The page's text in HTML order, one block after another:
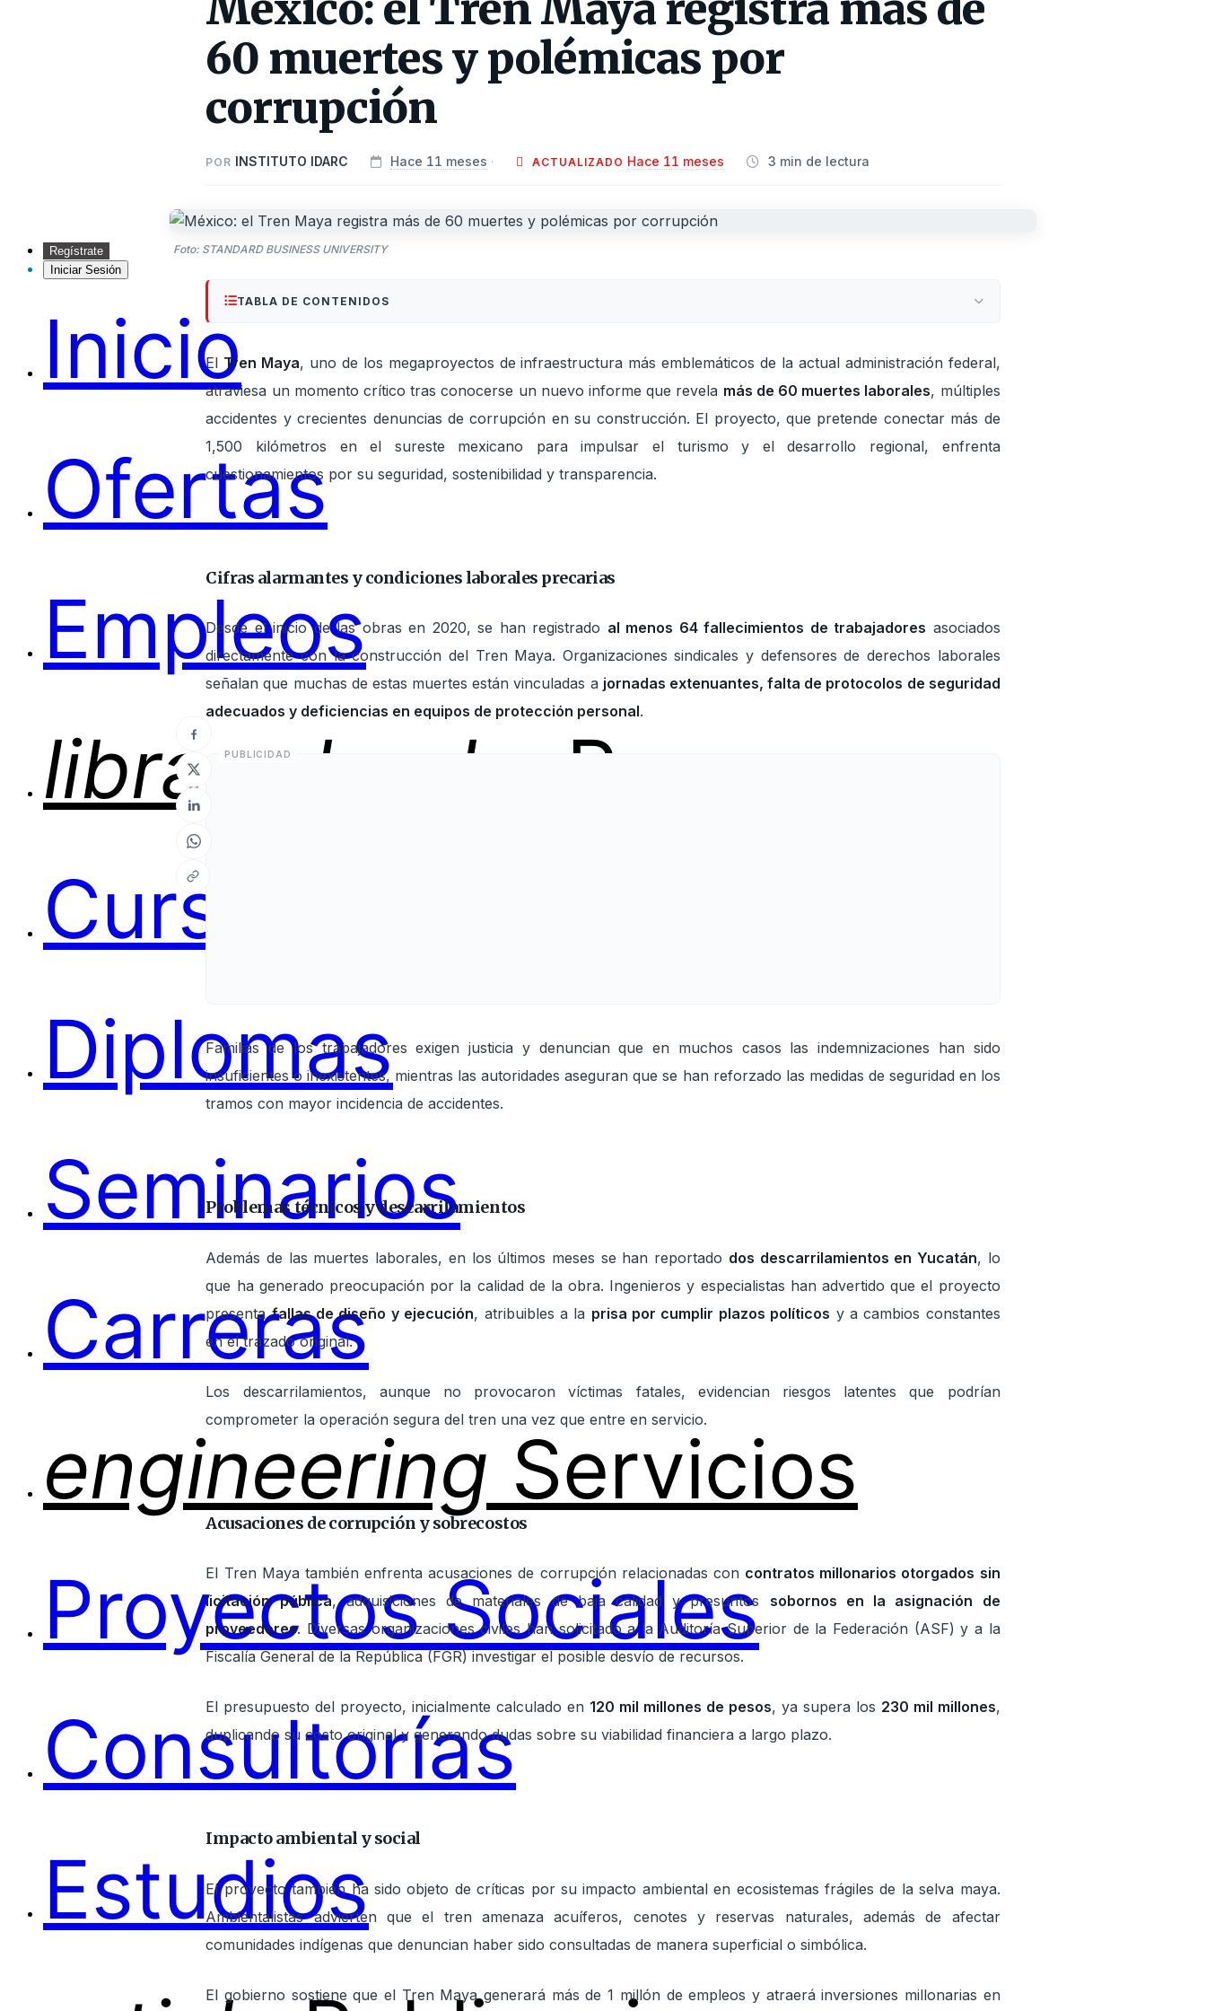
Regístrate
Iniciar Sesión
Inicio
Ofertas
Empleos
library_books
Programas
Cursos
Diplomas
Seminarios
Carreras
engineering Servicios
Proyectos Sociales
Consultorías
Estudios
60 muertes y polémicas por
corrupción
POR INSTITUTO IDARC Hace 11 meses · ACTUALIZADO Hace 11 meses 3 min de lectura
Foto: STANDARD BUSINESS UNIVERSITY
TABLA DE CONTENIDOS
El Tren Maya, uno de los megaproyectos de infraestructura más emblemáticos de la actual administración federal,
atraviesa un momento crítico tras conocerse un nuevo informe que revela más de 60 muertes laborales, múltiples
accidentes y crecientes denuncias de corrupción en su construcción. El proyecto, que pretende conectar más de
1,500 kilómetros en el sureste mexicano para impulsar el turismo y el desarrollo regional, enfrenta
cuestionamientos por su seguridad, sostenibilidad y transparencia.
Cifras alarmantes y condiciones laborales precarias
Desde el inicio de las obras en 2020, se han registrado al menos 64 fallecimientos de trabajadores asociados
directamente con la construcción del Tren Maya. Organizaciones sindicales y defensores de derechos laborales
señalan que muchas de estas muertes están vinculadas a jornadas extenuantes, falta de protocolos de seguridad
adecuados y deficiencias en equipos de protección personal.
Familias de los trabajadores exigen justicia y denuncian que en muchos casos las indemnizaciones han sido
insuficientes o inexistentes, mientras las autoridades aseguran que se han reforzado las medidas de seguridad en los
tramos con mayor incidencia de accidentes.
Problemas técnicos y descarrilamientos
Además de las muertes laborales, en los últimos meses se han reportado dos descarrilamientos en Yucatán, lo
que ha generado preocupación por la calidad de la obra. Ingenieros y especialistas han advertido que el proyecto
presentafallas de diseño y ejecución, atribuibles a la prisa por cumplir plazos políticos y a cambios constantes
en el trazado original.
Los descarrilamientos, aunque no provocaron víctimas fatales, evidencian riesgos latentes que podrían
comprometer la operación segura del tren una vez que entre en servicio.
Acusaciones de corrupción y sobrecostos
El Tren Maya también enfrenta acusaciones de corrupción relacionadas con contratos millonarios otorgados sin
licitación pública, adquisiciones de materiales de baja calidad y presuntos sobornos en la asignación de
proveedores. Diversas organizaciones civiles han solicitado a la Auditoría Superior de la Federación (ASF) y a la
Fiscalía General de la República (FGR) investigar el posible desvío de recursos.
El presupuesto del proyecto, inicialmente calculado en 120 mil millones de pesos, ya supera los 230 mil millones,
duplicando su costo original y generando dudas sobre su viabilidad financiera a largo plazo.
Impacto ambiental y social
El proyecto también ha sido objeto de críticas por su impacto ambiental en ecosistemas frágiles de la selva maya.
Ambientalistas advierten que el tren amenaza acuíferos, cenotes y reservas naturales, además de afectar
comunidades indígenas que denuncian haber sido consultadas de manera superficial o simbólica.
El gobierno sostiene que el Tren Maya generará más de 1 millón de empleos y atraerá inversiones millonarias en